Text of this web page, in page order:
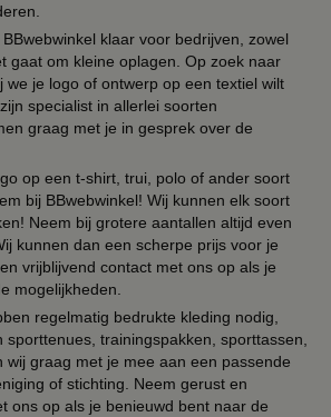
klaar voor bedrijven, zowel
gaat om kleine oplagen. Op zoek naar
we je logo of ontwerp op een textiel wilt
specialist in allerlei soorten
graag met je in gesprek over de
op een t-shirt, trui, polo of ander soort
bij BBwebwinkel! Wij kunnen elk soort
Neem bij grotere aantallen altijd even
kunnen dan een scherpe prijs voor je
vrijblijvend contact met ons op als je
mogelijkheden.
regelmatig bedrukte kleding nodig,
trainingspakken, sporttassen,
wij graag met je mee aan een passende
of stichting. Neem gerust en
ons op als je benieuwd bent naar de